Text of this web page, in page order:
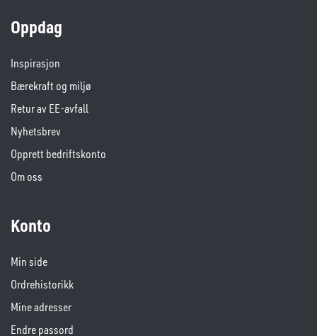
Oppdag
Inspirasjon
Bærekraft og miljø
Retur av EE-avfall
Nyhetsbrev
Opprett bedriftskonto
Om oss
Konto
Min side
Ordrehistorikk
Mine adresser
Endre passord